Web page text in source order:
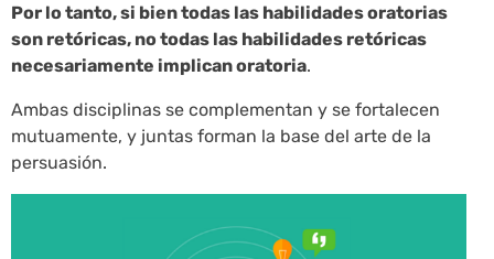
Por lo tanto, si bien todas las habilidades oratorias
son retóricas, no todas las habilidades retóricas
necesariamente implican oratoria.
Ambas disciplinas se complementan y se fortalecen
mutuamente, y juntas forman la base del arte de la
persuasión.